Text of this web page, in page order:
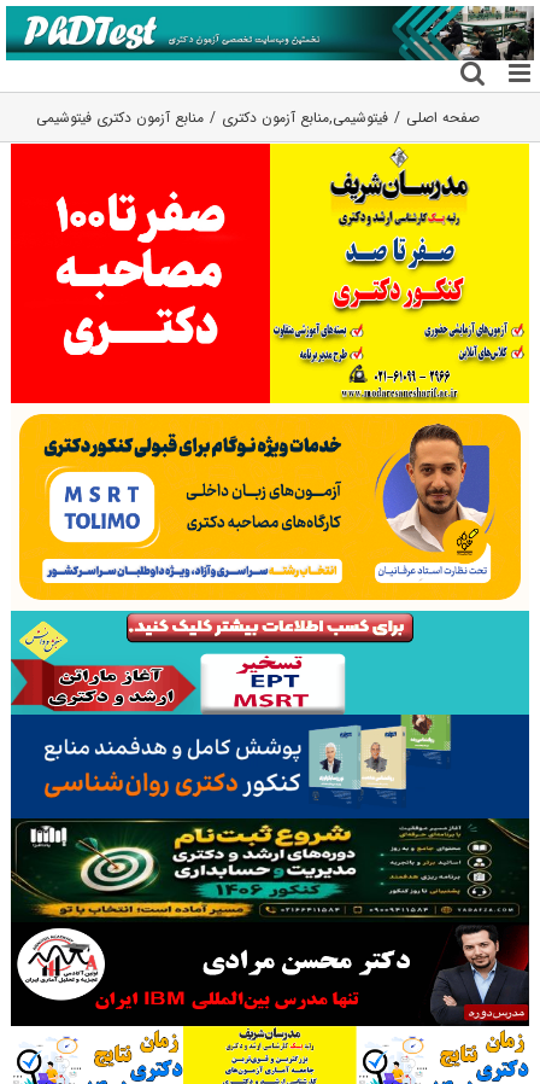
رفتن
به
محتوا
صفحه اصلی فیتوشیمی,منابع آزمون دکتری منابع آزمون دکتری فیتوشیمی